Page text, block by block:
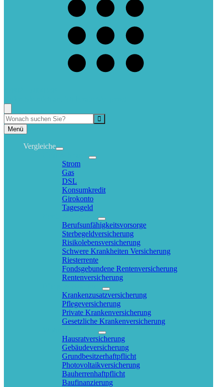
Menü
Vergleiche
Strom
Gas
DSL
Konsumkredit
Girokonto
Tagesgeld
Berufs­unfähigkeitsvorsorge
Sterbegeldversicherung
Risikolebensversicherung
Schwere Krankheiten Versicherung
Riesterrente
Fondsgebundene Rentenversicherung
Rentenversicherung
Krankenzusatzversicherung
Pflegeversicherung
Private Krankenversicherung
Gesetzliche Krankenversicherung
Hausratversicherung
Gebäudeversicherung
Grundbesitzerhaftpflicht
Photovoltaikversicherung
Bauherrenhaftpflicht
Baufinanzierung